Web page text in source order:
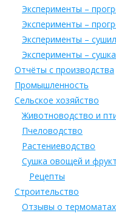
Эксперименты –
Эксперименты –
Эксперименты –
Эксперименты –
Отчёты с производства
Промышленность
Сельское хозяйство
Животноводство и
Пчеловодство
Растениеводство
Сушка овощей и
Рецепты
Строительство
Отзывы о термоматах